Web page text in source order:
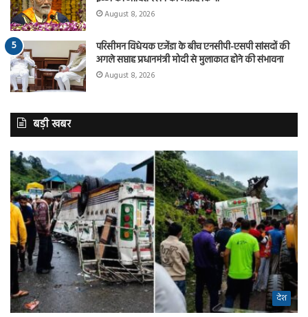
August 8, 2026
परिसीमन विधेयक एजेंडा के बीच एनसीपी-एसपी सांसदों की
अगले सप्ताह प्रधानमंत्री मोदी से मुलाकात होने की संभावना
August 8, 2026
बड़ी खबर
देश